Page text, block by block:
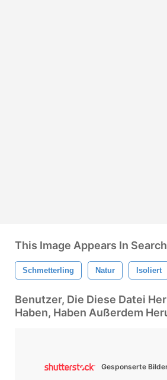
This Image Appears In
Schmetterling Natur Isoliert
Benutzer, Die Diese Datei
Haben, Haben Außerdem
Gesponserte